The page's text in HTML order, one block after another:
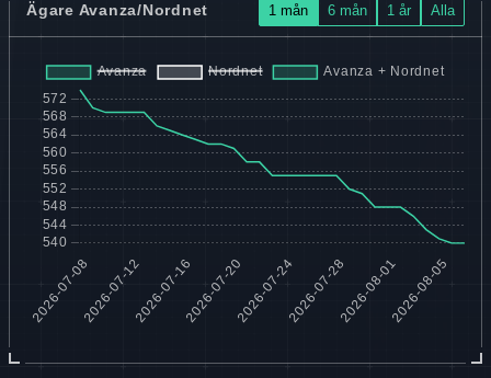
Ägare Avanza/Nordnet 1 mån 6 mån 1 år Alla